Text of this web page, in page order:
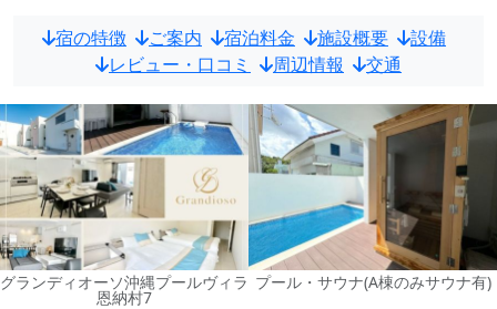
宿の特徴 ご案内 宿泊料金 施設概要
設備
レビュー・口コミ
周辺情報 交通
グランディオーソ沖縄プールヴィラ
恩納村7
プール・サウナ(A棟のみサウナ有)